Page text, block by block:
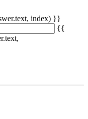
index) }}
{{